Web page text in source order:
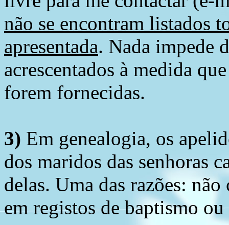
não se encontram listados
apresentada. Nada impede
acrescentados à medida
forem fornecidas.
3) Em genealogia, os
dos maridos das senhoras
delas. Uma das razões:
em registos de baptismo